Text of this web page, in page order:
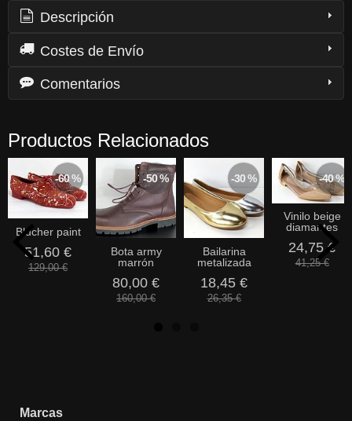
Marcas
Descripción
Costes de Envío
Comentarios
Productos Relacionados
-60 %
Blucher paint
51,60 €
129,00 €
-50 %
Bota army
marrón
80,00 €
160,00 €
-30 %
Bailarina
metalizada
18,45 €
26,35 €
-40 %
Vinilo beige
diamantes
24,75 €
41,25 €